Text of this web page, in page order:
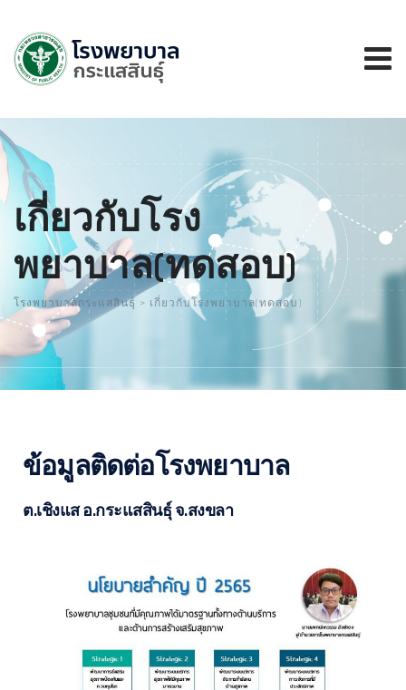
เกี่ยวกับโรง
พยาบาล(ทดสอบ)
โรงพยาบาลกระแสสินธุ์ > เกี่ยวกับโรงพยาบาล(ทดสอบ)
ข้อมูลติดต่อโรงพยาบาล
ต.เชิงแส อ.กระแสสินธุ์ จ.สงขลา